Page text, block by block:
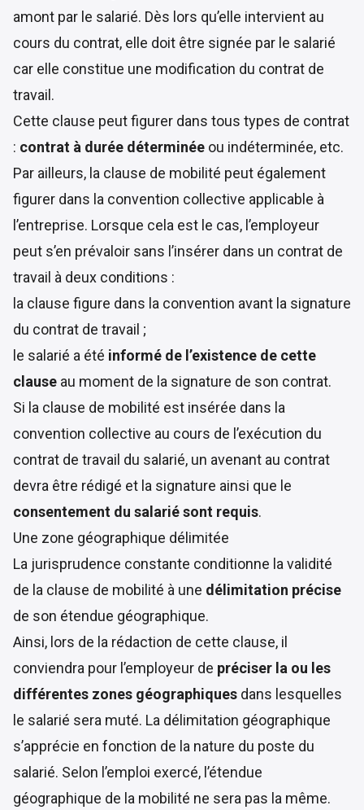
amont par le salarié. Dès lors qu’elle intervient au
cours du contrat, elle doit être signée par le salarié
car elle constitue une modification du contrat de
travail.
Cette clause peut figurer dans tous types de contrat
: contrat à durée déterminée ou indéterminée, etc.
Par ailleurs, la clause de mobilité peut également
figurer dans la convention collective applicable à
l’entreprise. Lorsque cela est le cas, l’employeur
peut s’en prévaloir sans l’insérer dans un contrat de
travail à deux conditions :
la clause figure dans la convention avant la signature
du contrat de travail ;
le salarié a été informé de l’existence de cette
clause au moment de la signature de son contrat.
Si la clause de mobilité est insérée dans la
convention collective au cours de l’exécution du
contrat de travail du salarié, un avenant au contrat
devra être rédigé et la signature ainsi que le
consentement du salarié sont requis.
Une zone géographique délimitée
La jurisprudence constante conditionne la validité
de la clause de mobilité à une délimitation précise
de son étendue géographique.
Ainsi, lors de la rédaction de cette clause, il
conviendra pour l’employeur de préciser la ou les
différentes zones géographiques dans lesquelles
le salarié sera muté. La délimitation géographique
s’apprécie en fonction de la nature du poste du
salarié. Selon l’emploi exercé, l’étendue
géographique de la mobilité ne sera pas la même.